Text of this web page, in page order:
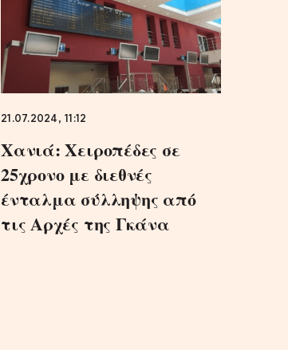
21.07.2024, 11:12
Χανιά: Χειροπέδες σε
25χρονο με διεθνές
ένταλμα σύλληψης από
τις Αρχές της Γκάνα